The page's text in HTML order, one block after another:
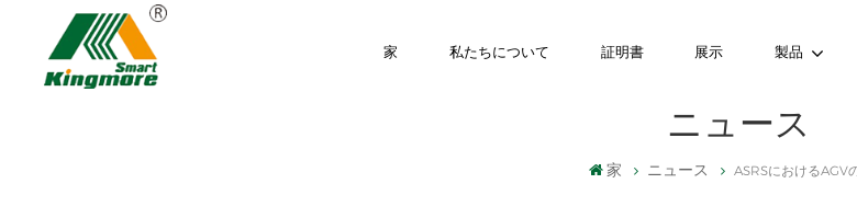
家 私たちについて 証明書 展示 製品
ニュース
家 ニュース ASRSにおけるAGV